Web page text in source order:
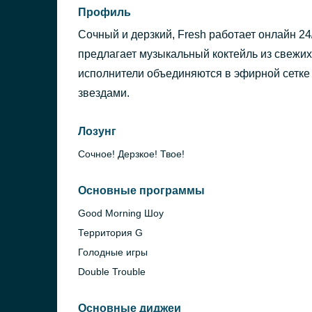
Профиль
Сочный и дерзкий, Fresh работает онлайн
предлагает музыкальный коктейль из
исполнители объединяются в эфирной
звездами.
Лозунг
Сочное! Дерзкое! Твое!
Основные программы
Good Morning Шоу
Территория G
Голодные игры
Double Trouble
Основные диджеи